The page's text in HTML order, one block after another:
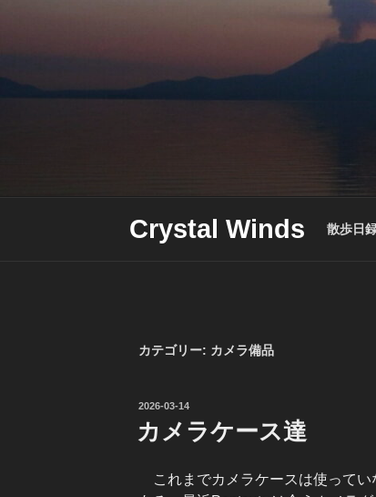
content
Crystal Winds 散歩日
カテゴリー: カメラ備品
投
稿
日:
2026-03-14
カメラケース達
これまでカメラケースは使ってい